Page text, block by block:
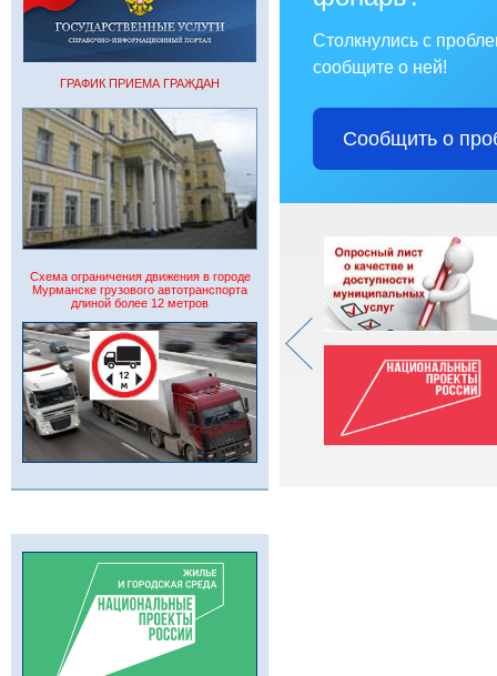
ГРАФИК ПРИЕМА ГРАЖДАН
Схема ограничения движения в городе
Мурманске грузового автотранспорта
длиной более 12 метров
Столкнулись с
сообщите о ней!
Сообщить о